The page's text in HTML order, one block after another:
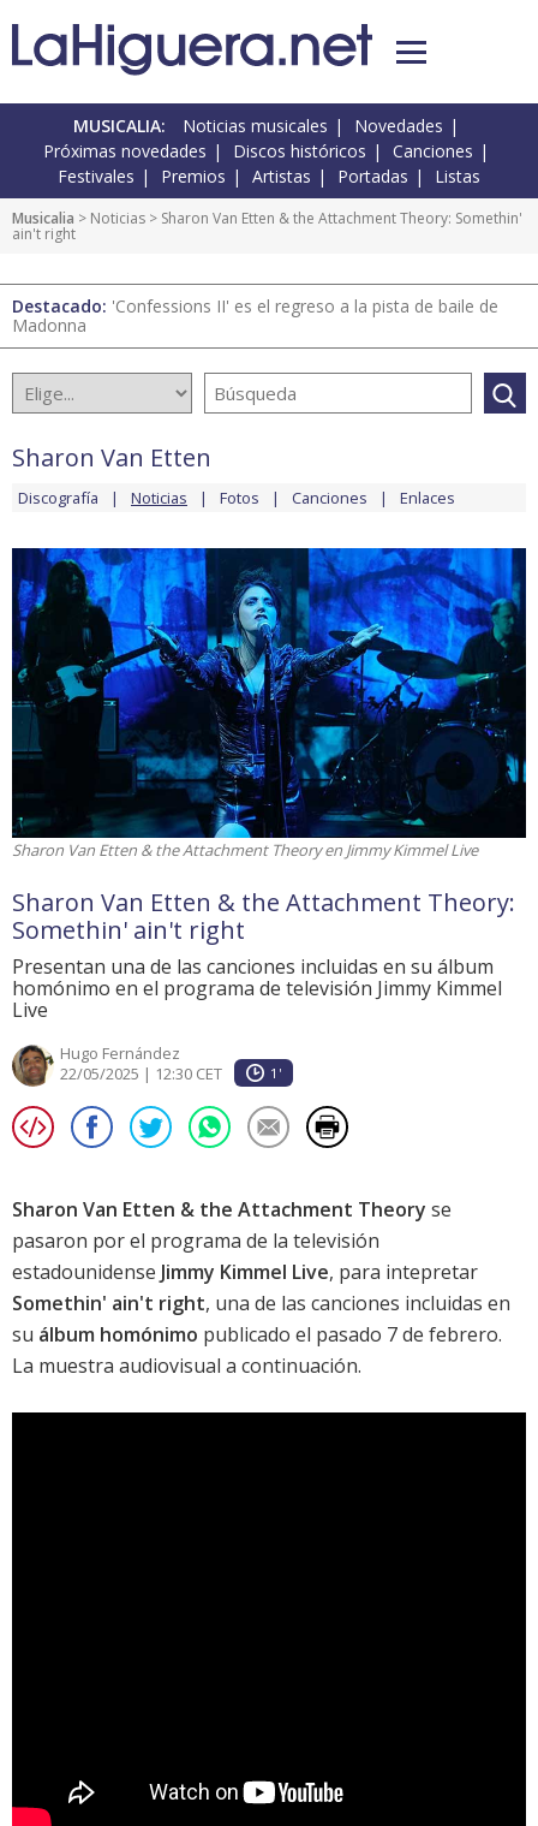
MUSICALIA: Noticias musicales
Novedades
Próximas novedades
Discos históricos
Canciones
Festivales
Premios Artistas Portadas Listas
Musicalia > Noticias > Sharon Van Etten & the Attachment Theory: Somethin'
ain't right
Destacado: 'Confessions II' es el regreso a la pista de baile de
Madonna
Sharon Van Etten
Discografía Noticias Fotos Canciones Enlaces
Sharon Van Etten & the Attachment Theory en Jimmy Kimmel Live
Sharon Van Etten & the Attachment Theory:
Somethin' ain't right
Presentan una de las canciones incluidas en su álbum
homónimo en el programa de televisión Jimmy Kimmel
Live
Hugo Fernández
22/05/2025 | 12:30 CET
1'
Sharon Van Etten & the Attachment Theory se
pasaron por el programa de la televisión
estadounidense Jimmy Kimmel Live, para intepretar
Somethin' ain't right, una de las canciones incluidas en
su álbum homónimo publicado el pasado 7 de febrero.
La muestra audiovisual a continuación.